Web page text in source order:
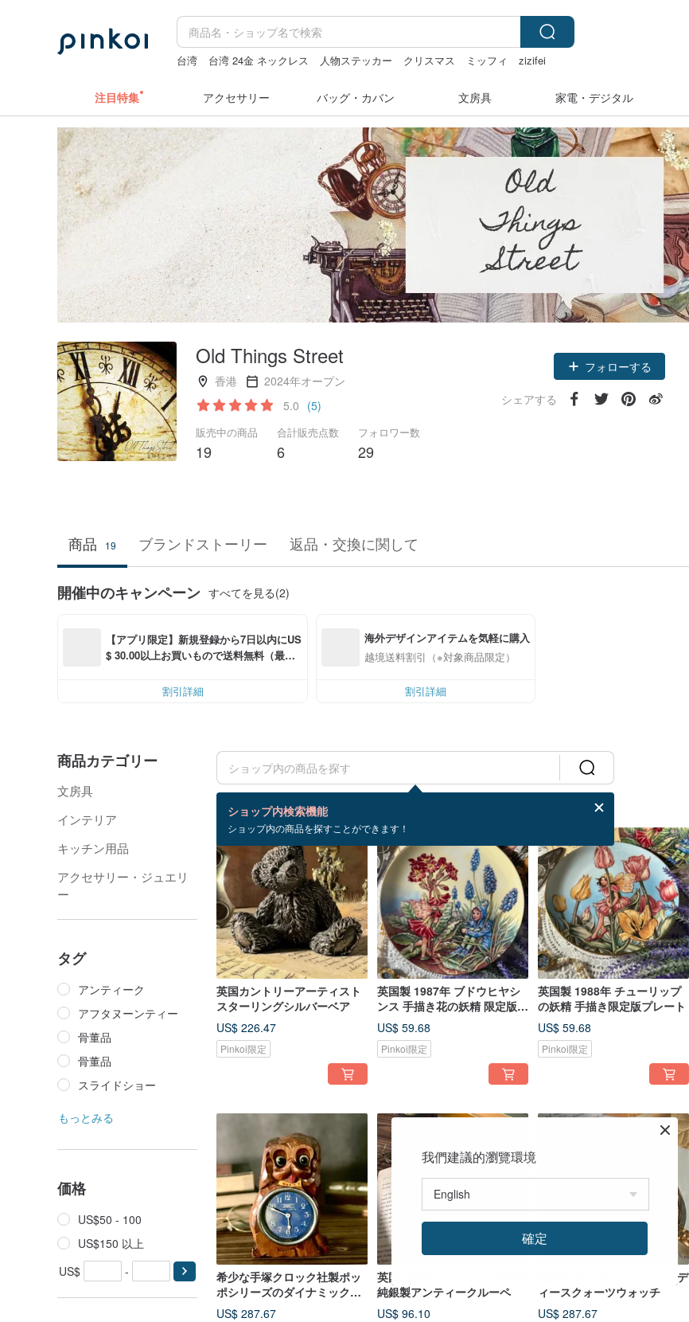
台湾 台湾 24金 ネックレス 人物ステッカー クリスマス ミッフィ
zizifei
注目特集 アクセサリー バッグ・カバン 文房具 家電・デジタル
Old Things Street
香港
2024年オープン
5.0 (5)
販売中の商品
19
合計販売点数
6
フォロワー数
29
フォローする
シェアする
商品 19 ブランドストーリー 返品・交換に関して
開催中のキャンペーン すべてを見る(2)
【アプリ限定】新規登録から7日以内にUS
$ 30.00以上お買いもので送料無料（最大U
割引詳細
海外デザインアイテムを気軽に購入
越境送料割引（※対象商品限定）
割引詳細
商品カテゴリー
文房具
インテリア
キッチン用品
アクセサリー・ジュエリ
ー
タグ
アンティーク
アフタヌーンティー
骨董品
骨董品
スライドショー
もっとみる
価格
US$50 - 100
US$150 以上
US$
-
ショップ内検索機能
ショップ内の商品を探すことができます！
検索結果：19 件
英国カントリーアーティスト
スターリングシルバーベア
US$ 226.47
Pinkoi限定
英国製 1987年 ブドウヒヤシ
ンス 手描き花の妖精 限定版コ
レクションプレート
US$ 59.68
Pinkoi限定
英国製 1988年 チューリップ
の妖精 手描き限定版プレート
US$ 59.68
Pinkoi限定
希少な手塚クロック社製ポッ
ポシリーズのダイナミックア
イ木彫り時計
US$ 287.67
英国1918年 エドワード朝時代
純銀製アンティークルーペ
US$ 96.10
精緻なElginヴィンテージレデ
ィースクォーツウォッチ
US$ 287.67
我們建議的瀏覽環境
確定